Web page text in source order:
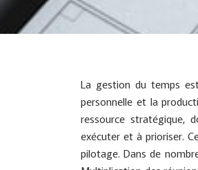
La gestion du temps
personnelle et la
ressource stratégique,
exécuter et à prioriser.
pilotage. Dans de